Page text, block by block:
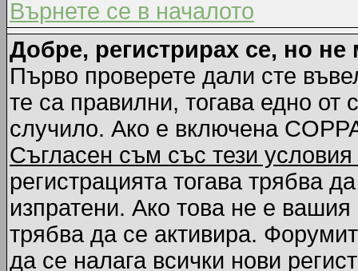
Върнете се в началото
Добре, регистрирах се, но не
Първо проверете дали сте
те са правилни, тогава едно
случило. Ако е включена
Съгласен съм със тези
регистрацията тогава трябва
изпратени. Ако това не е
трябва да се активира.
да се налага всички нови